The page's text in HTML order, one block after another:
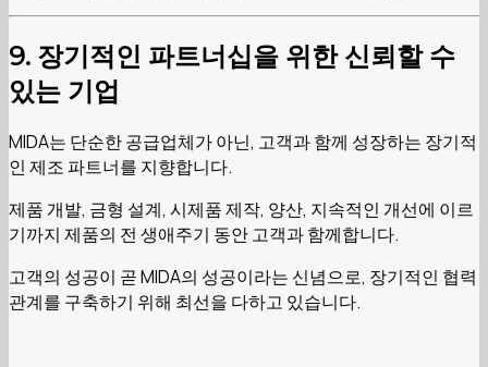
9. 장기적인 파트너십을 위한 신뢰할 수
있는 기업
MIDA는 단순한 공급업체가 아닌, 고객과 함께 성장하는 장기적
인 제조 파트너를 지향합니다.
제품 개발, 금형 설계, 시제품 제작, 양산, 지속적인 개선에 이르
기까지 제품의 전 생애주기 동안 고객과 함께합니다.
고객의 성공이 곧 MIDA의 성공이라는 신념으로, 장기적인 협력
관계를 구축하기 위해 최선을 다하고 있습니다.